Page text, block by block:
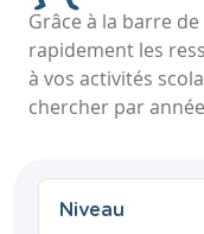
Grâce à la barre
rapidement les
à vos activités
chercher par